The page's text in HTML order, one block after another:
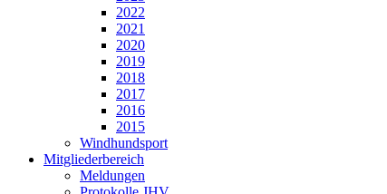
2022
2021
2020
2019
2018
2017
2016
2015
Windhundsport
Mitgliederbereich
Meldungen